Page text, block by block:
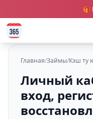
🎁
Главная/Займы/Кэш ту
Личный
вход,